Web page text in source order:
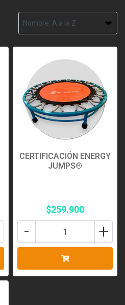
CERTIFICACIÓN ENERGY
JUMPS®
$259.900
+
-